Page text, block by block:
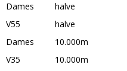
Dames
halve
V55
halve
Dames
10.000m
V35
10.000m